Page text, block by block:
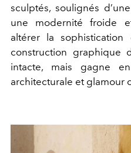
sculptés, soulignés
une modernité froide
altérer la
construction graphique
intacte, mais gagne
architecturale et glamour